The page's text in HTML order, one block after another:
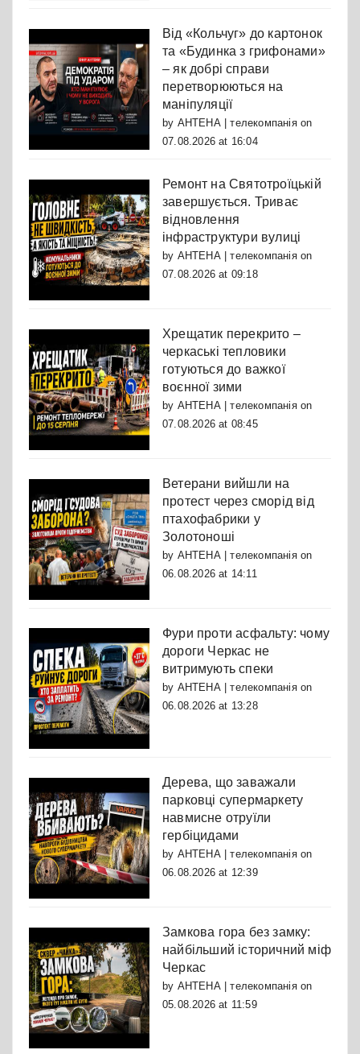
Від «Кольчуг» до картонок
та «Будинка з грифонами»
– як добрі справи
перетворюються на
маніпуляції
by АНТЕНА | телекомпаніяon
07.08.2026 at 16:04
Ремонт на Святотроїцькій
завершується. Триває
відновлення
інфраструктури вулиці
by АНТЕНА | телекомпаніяon
07.08.2026 at 09:18
Хрещатик перекрито –
черкаські тепловики
готуються до важкої
воєнної зими
by АНТЕНА | телекомпаніяon
07.08.2026 at 08:45
Ветерани вийшли на
протест через сморід від
птахофабрики у
Золотоноші
by АНТЕНА | телекомпаніяon
06.08.2026 at 14:11
Фури проти асфальту: чому
дороги Черкас не
витримують спеки
by АНТЕНА | телекомпаніяon
06.08.2026 at 13:28
Дерева, що заважали
парковці супермаркету
навмисне отруїли
гербіцидами
by АНТЕНА | телекомпаніяon
06.08.2026 at 12:39
Замкова гора без замку:
найбільший історичний міф
Черкас
by АНТЕНА | телекомпаніяon
05.08.2026 at 11:59